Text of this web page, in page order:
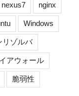
nexus7 nginx
Windows
リゾルバ
アウォール
脆弱性